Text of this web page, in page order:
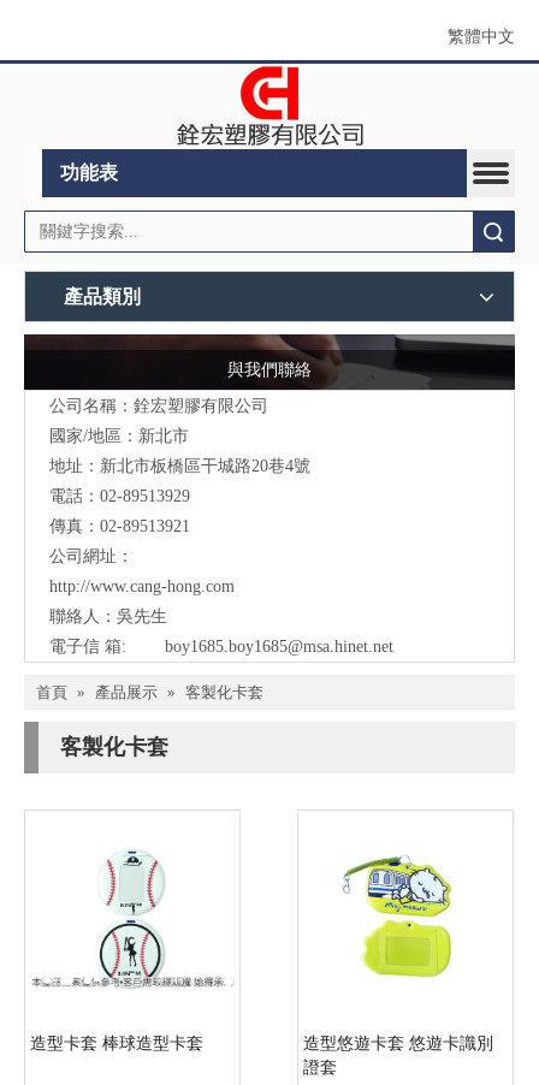
繁體中文
功能表
產品類別
與我們聯絡
公司名稱：銓宏塑膠有限公司
國家/地區：新北市
地址：新北市板橋區干城路20巷4號
電話：02-89513929
傳真：02-89513921
公司網址：
http://www.cang-hong.com
聯絡人：吳先生
電子信 箱: boy1685.boy1685@msa.hinet.net
首頁 » 產品展示 » 客製化卡套
客製化卡套
造型卡套 棒球造型卡套
造型悠遊卡套 悠遊卡識別
證套